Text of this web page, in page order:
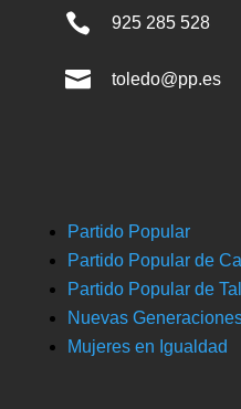
 925 285 528
 toledo@pp.es
Partido Popular
Partido Popular de
Partido Popular de
Nuevas
Mujeres en Igualdad